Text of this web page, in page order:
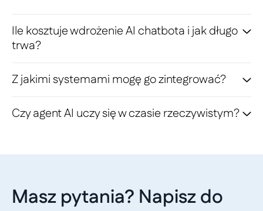
Ile kosztuje wdrożenie AI chatbota i jak długo
trwa?
Z jakimi systemami mogę go zintegrować?
Czy agent AI uczy się w czasie rzeczywistym?
Masz pytania? Napisz do